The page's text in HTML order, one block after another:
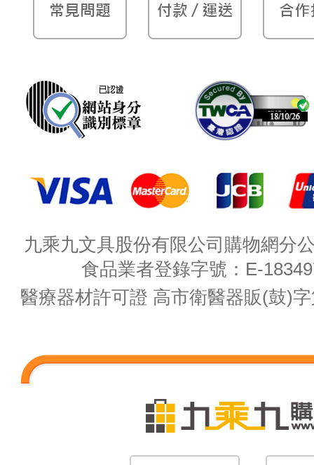
九乘九文具股份有限公司購物網分
食品業者登錄字號：E-
醫療器材許可證 高市衛醫器販(鼓)